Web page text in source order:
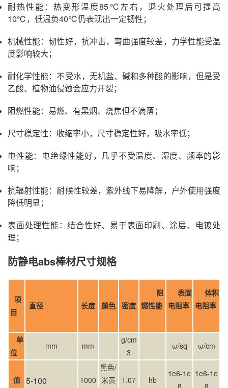
耐热性能：热变形温度85℃左右，退火处理后可提高
10℃，低温负40℃仍表现出一定韧性；
机械性能：韧性好，抗冲击，弯曲强度较差，力学性能受温
度影响较大；
耐化学性能：不受水，无机盐、碱和多种酸的影响，但是受
乙酸、植物油侵蚀会应力开裂；
阻燃性能：易燃、有黑烟、烧焦但不滴落；
尺寸稳定性：收缩率小，尺寸稳定性好，吸水率低；
电性能：电绝缘性能好，几乎不受温度、湿度、频率的影
响；
抗辐射性能：耐候性较差，紫外线下易降解，户外使用强度
降低明显；
表面处理性能：结合性好、易于表面印刷、涂层、电镀处
理；
防静电abs棒材尺寸规格
项
目
直径 长度 颜色 密度
阻
燃性能
表面
电阻率
体积
电阻率
单
位
mm mm -
g/cm
3
- ω/sq ω/cm
值 5-100 1000
黑色/
米黄
1.07 hb
1e6-1e 1e6-1e